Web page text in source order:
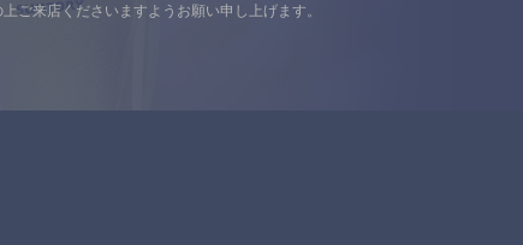
ご来店くださいますようお願い申し上げます。